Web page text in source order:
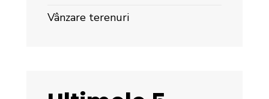
Vânzare terenuri